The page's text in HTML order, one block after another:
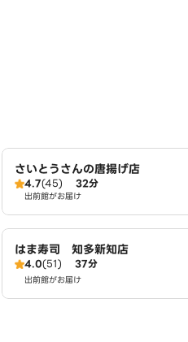
さいとうさんの唐揚げ店
4.7(45) 32分
出前館がお届け
はま寿司 知多新知店
4.0(51) 37分
出前館がお届け